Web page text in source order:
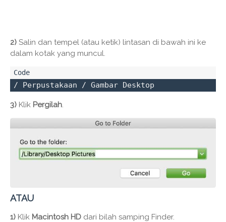
2) Salin dan tempel (atau ketik) lintasan di bawah ini ke
dalam kotak yang muncul.
/ Perpustakaan / Gambar Desktop
3) Klik Pergilah.
ATAU
1) Klik Macintosh HD dari bilah samping Finder.